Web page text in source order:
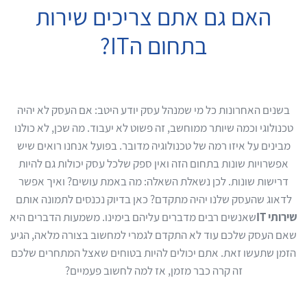
האם גם אתם צריכים שירות
בתחום הIT?
בשנים האחרונות כל מי שמנהל עסק יודע היטב: אם העסק לא יהיה
טכנולוגי וכמה שיותר ממוחשב, זה פשוט לא יעבוד. מה שכן, לא כולנו
מבינים על איזו רמה של טכנולוגיה מדובר. בפועל אנחנו רואים שיש
אפשרויות שונות בתחום הזה ואין ספק שלכל עסק יכולות גם להיות
דרישות שונות. לכן נשאלת השאלה: מה באמת עושים? ואיך אפשר
לדאוג שהעסק שלנו יהיה מתקדם? כאן בדיוק נכנסים לתמונה אותם
שירותי
שאנשים רבים מדברים עליהם בימינו. משמעות הדברים היא
שאם העסק שלכם עוד לא התקדם לגמרי למחשוב בצורה מלאה, הגיע
הזמן שתעשו זאת. אתם יכולים להיות בטוחים שאצל המתחרים שלכם
זה קרה כבר מזמן, אז למה לחשוב פעמיים?